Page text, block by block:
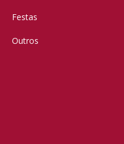
Festas
Outros